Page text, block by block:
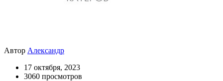
Автор Александр
17 октября, 2023
3060 просмотров